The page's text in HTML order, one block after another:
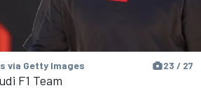
via Getty Images 23 / 27
F1 Team